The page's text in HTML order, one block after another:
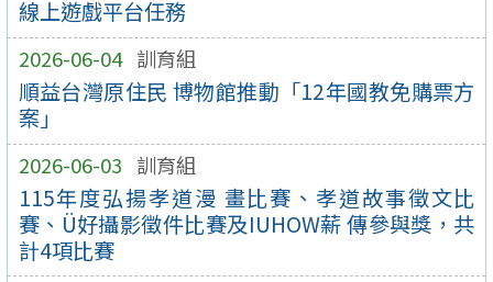
線上遊戲平台任務
2026-06-04 訓育組
順益台灣原住民 博物館推動「12年國教免購票方
案」
2026-06-03 訓育組
115年度弘揚孝道漫 畫比賽、孝道故事徵文比
賽、Ü好攝影徵件比賽及IUHOW薪 傳參與獎，共
計4項比賽